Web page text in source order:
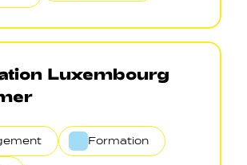
Luxembourg
Formation